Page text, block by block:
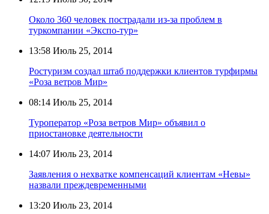
Около 360 человек пострадали из-за проблем в
туркомпании «Экспо-тур»
13:58 Июль 25, 2014
Ростуризм создал штаб поддержки клиентов турфирмы
«Роза ветров Мир»
08:14 Июль 25, 2014
Туроператор «Роза ветров Мир» объявил о
приостановке деятельности
14:07 Июль 23, 2014
Заявления о нехватке компенсаций клиентам «Невы»
назвали преждевременными
13:20 Июль 23, 2014